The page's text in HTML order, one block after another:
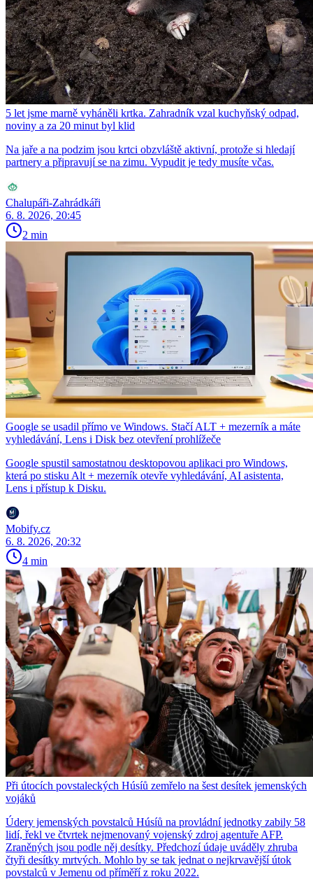
5 let jsme marně vyháněli krtka. Zahradník vzal kuchyňský odpad,
noviny a za 20 minut byl klid
Na jaře a na podzim jsou krtci obzvláště aktivní, protože si hledají
partnery a připravují se na zimu. Vypudit je tedy musíte včas.
Chalupáři-Zahrádkáři
6. 8. 2026, 20:45
2 min
Google se usadil přímo ve Windows. Stačí ALT + mezerník a máte
vyhledávání, Lens i Disk bez otevření prohlížeče
Google spustil samostatnou desktopovou aplikaci pro Windows,
která po stisku Alt + mezerník otevře vyhledávání, AI asistenta,
Lens i přístup k Disku.
Mobify.cz
6. 8. 2026, 20:32
4 min
Při útocích povstaleckých Húsíů zemřelo na šest desítek jemenských
vojáků
Údery jemenských povstalců Húsíů na provládní jednotky zabily 58
lidí, řekl ve čtvrtek nejmenovaný vojenský zdroj agentuře AFP.
Zraněných jsou podle něj desítky. Předchozí údaje uváděly zhruba
čtyři desítky mrtvých. Mohlo by se tak jednat o nejkrvavější útok
povstalců v Jemenu od příměří z roku 2022.